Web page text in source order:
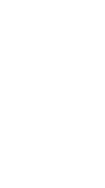
e respeitar sua
para fins de